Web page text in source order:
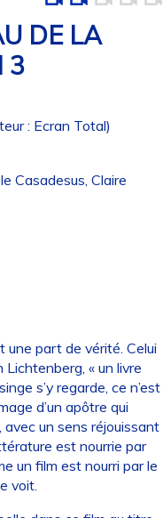
DE LA
3
: Ecran Total)
Casadesus, Claire
une part de vérité. Celui
« un livre
s’y regarde, ce n’est
d’un apôtre qui
avec un sens réjouissant
est nourrie par
un film est nourri par le
voit.